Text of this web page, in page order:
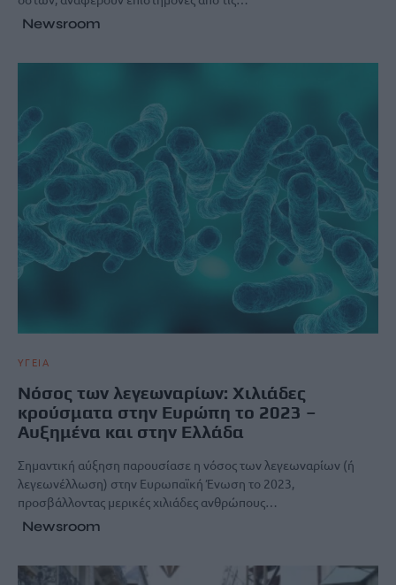
Newsroom
ΥΓΕΙΑ
Νόσος των λεγεωναρίων: Χιλιάδες
κρούσματα στην Ευρώπη το 2023 –
Αυξημένα και στην Ελλάδα
Σημαντική αύξηση παρουσίασε η νόσος των λεγεωναρίων (ή
λεγεωνέλλωση) στην Ευρωπαϊκή Ένωση το 2023,
προσβάλλοντας μερικές χιλιάδες ανθρώπους…
Newsroom